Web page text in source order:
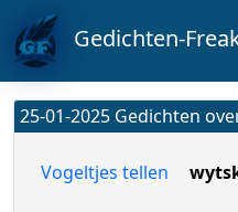
Gedichten-
25-01-2025 Gedichten
Vogeltjes tellen